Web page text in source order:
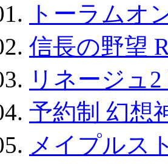
トーラムオ
信長の野望
リネージュ
予約制 幻想
メイプルス